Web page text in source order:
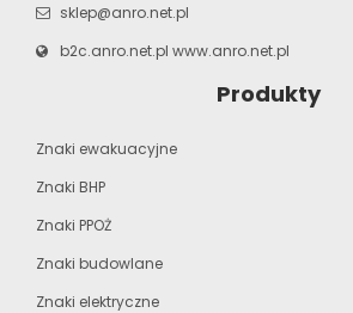
sklep@anro.net.pl
b2c.anro.net.pl www.anro.net.pl
Produkty
Znaki ewakuacyjne
Znaki BHP
Znaki PPOŻ
Znaki budowlane
Znaki elektryczne